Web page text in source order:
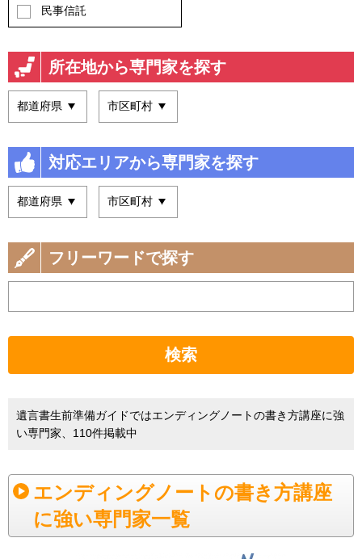
民事信託
所在地から専門家を探す
対応エリアから専門家を探す
フリーワードで探す
検索
遺言書生前準備ガイドではエンディングノートの書き方講座に強
い専門家、110件掲載中
エンディングノートの書き方講座
に強い専門家一覧